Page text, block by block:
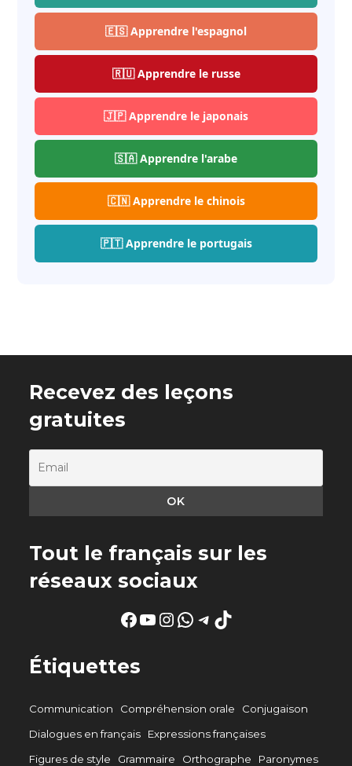
🇪🇸 Apprendre l'espagnol
🇷🇺 Apprendre le russe
🇯🇵 Apprendre le japonais
🇸🇦 Apprendre l'arabe
🇨🇳 Apprendre le chinois
🇵🇹 Apprendre le portugais
Recevez des leçons
gratuites
Tout le français sur les
réseaux sociaux
Facebook
YouTube
Instagram
WhatsApp
Telegram
TikTok
Étiquettes
Communication Compréhension orale
Conjugaison
Dialogues en français
Expressions françaises
Figures de style
Grammaire Orthographe
Paronymes